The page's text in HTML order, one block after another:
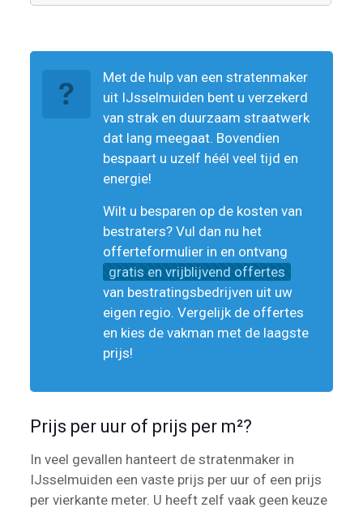
Met de hulp van een stratenmaker
uit IJsselmuiden bent u verzekerd
van strak en duurzaam straatwerk
dat lang meegaat. Bovendien
bespaart u uzelf héél veel tijd en
energie!
Wilt u besparen op de kosten van
bestraters? Vul dan nu het
offerteformulier in en ontvang
gratis en vrijblijvend offertes
van bestratingsbedrijven uit uw
eigen regio. Vergelijk de offertes
en kies de vakman met de laagste
prijs!
Prijs per uur of prijs per m²?
In veel gevallen hanteert de stratenmaker in
IJsselmuiden een vaste prijs per uur of een prijs
per vierkante meter. U heeft zelf vaak geen keuze